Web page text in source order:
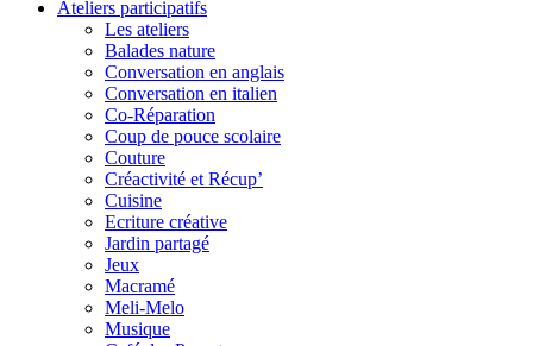
Ateliers participatifs
Les ateliers
Balades nature
Conversation en anglais
Conversation en italien
Co-Réparation
Coup de pouce scolaire
Couture
Créactivité et Récup’
Cuisine
Ecriture créative
Jardin partagé
Jeux
Macramé
Meli-Melo
Musique